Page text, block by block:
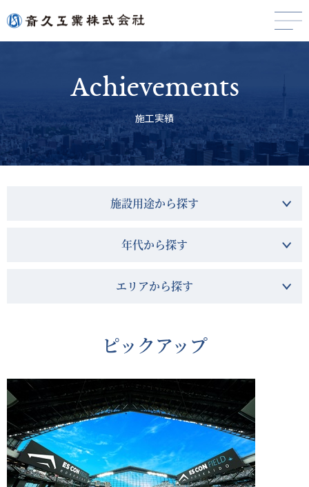
Achievements
施工実績
施設用途から探す
年代から探す
エリアから探す
ピックアップ